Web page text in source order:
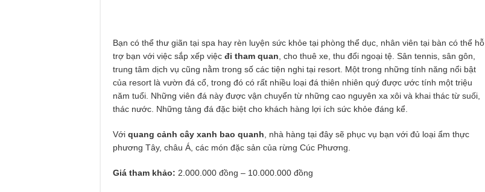
Bạn có thể thư giãn tại spa hay rèn luyện sức khỏe tại phòng thể dục, nhân viên tại bàn có thể hỗ
trợ bạn với việc sắp xếp việc đi tham quan , cho thuê xe, thu đổi ngoại tệ. Sân tennis, sân gôn,
trung tâm dịch vụ cũng nằm trong số các tiện nghi tại resort. Một trong những tính năng nổi bật
của resort là vườn đá cổ, trong đó có rất nhiều loại đá thiên nhiên quý được ước tính một triệu
năm tuổi. Những viên đá này được vận chuyển từ những cao nguyên xa xôi và khai thác từ suối,
thác nước. Những tảng đá đặc biệt cho khách hàng lợi ích sức khỏe đáng kể.
Với quang cảnh cây xanh bao quanh , nhà hàng tại đây sẽ phục vụ bạn với đủ loại ẩm thực
phương Tây, châu Á, các món đặc sản của rừng Cúc Phương.
Giá tham khảo: 2.000.000 đồng – 10.000.000 đồng